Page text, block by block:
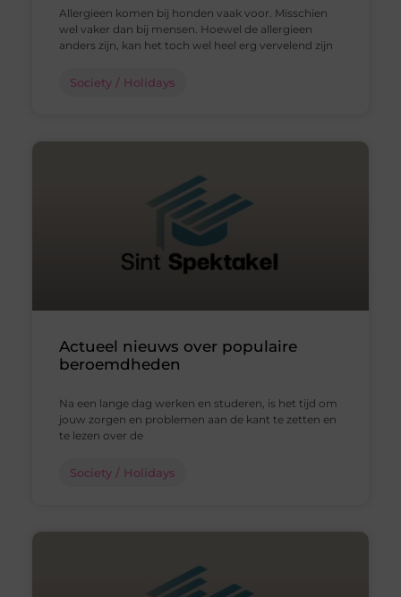
Allergieen komen bij honden vaak voor. Misschien
wel vaker dan bij mensen. Hoewel de allergieen
anders zijn, kan het toch wel heel erg vervelend zijn
Society / Holidays
Actueel nieuws over populaire
beroemdheden
Na een lange dag werken en studeren, is het tijd om
jouw zorgen en problemen aan de kant te zetten en
te lezen over de
Society / Holidays